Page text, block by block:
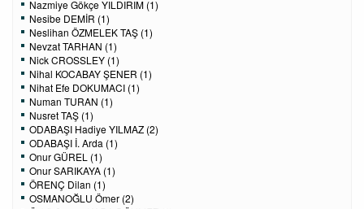
Nazmiye Gökçe YILDIRIM (1)
Nesibe DEMİR (1)
Neslihan ÖZMELEK TAŞ (1)
Nevzat TARHAN (1)
Nick CROSSLEY (1)
Nihal KOCABAY ŞENER (1)
Nihat Efe DOKUMACI (1)
Numan TURAN (1)
Nusret TAŞ (1)
ODABAŞI Hadiye YILMAZ (2)
ODABAŞI İ. Arda (1)
Onur GÜREL (1)
Onur SARIKAYA (1)
ÖRENÇ Dilan (1)
OSMANOĞLU Ömer (2)